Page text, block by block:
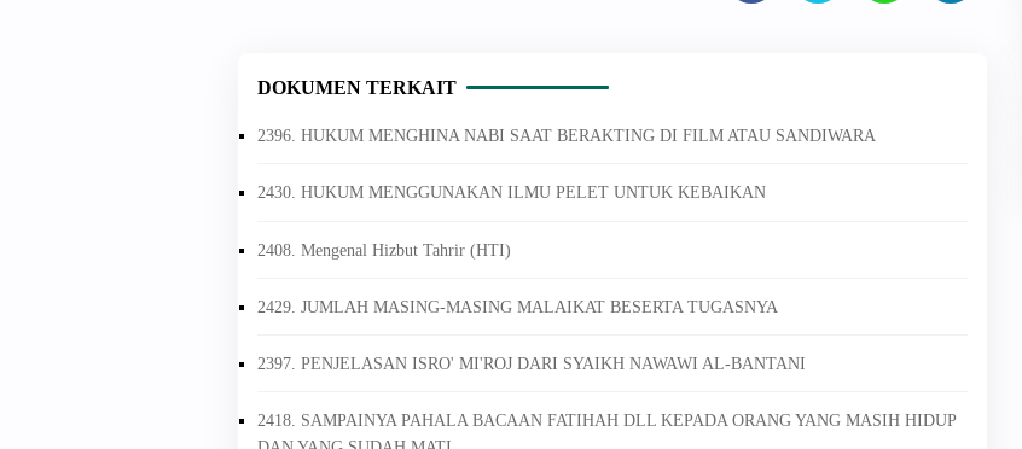
DOKUMEN TERKAIT
2396. HUKUM MENGHINA NABI SAAT BERAKTING DI FILM ATAU SANDIWARA
2430. HUKUM MENGGUNAKAN ILMU PELET UNTUK KEBAIKAN
2408. Mengenal Hizbut Tahrir (HTI)
2429. JUMLAH MASING-MASING MALAIKAT BESERTA TUGASNYA
2397. PENJELASAN ISRO' MI'ROJ DARI SYAIKH NAWAWI AL-BANTANI
2418. SAMPAINYA PAHALA BACAAN FATIHAH DLL KEPADA ORANG YANG MASIH HIDUP